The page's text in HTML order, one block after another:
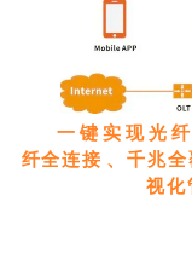
一键实现光
纤全连接、千兆
视化